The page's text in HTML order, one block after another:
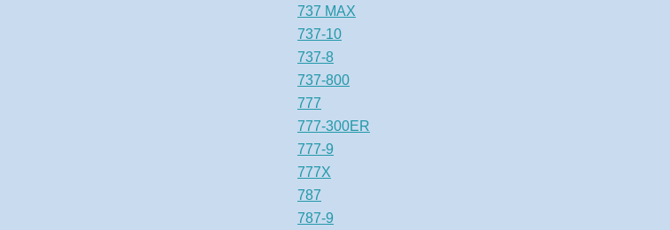
737 MAX
737-10
737-8
737-800
777
777-300ER
777-9
777X
787
787-9